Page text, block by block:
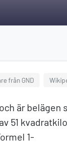
från GND
är belägen
51
1-